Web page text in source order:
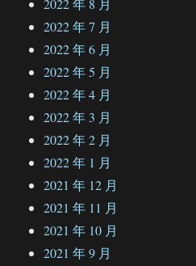
2022 年 8 月
2022 年 7 月
2022 年 6 月
2022 年 5 月
2022 年 4 月
2022 年 3 月
2022 年 2 月
2022 年 1 月
2021 年 12 月
2021 年 11 月
2021 年 10 月
2021 年 9 月